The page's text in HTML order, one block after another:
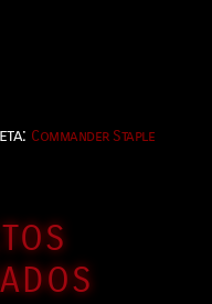
Commander Staple